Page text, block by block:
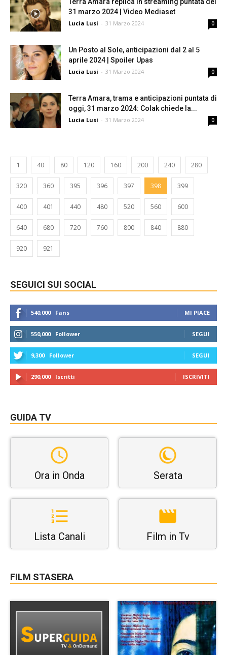
31 marzo 2024 | Video Mediaset
Lucia Lusi - 31 Marzo 2024 0
Un Posto al Sole, anticipazioni dal 2 al 5
aprile 2024 | Spoiler Upas
Lucia Lusi - 31 Marzo 2024 0
Terra Amara, trama e anticipazioni puntata di
oggi, 31 marzo 2024: Colak chiede la...
Lucia Lusi - 31 Marzo 2024 0
1 40 80 120 160 200 240 280
320 360 395 396 397 398 399
400 401 440 480 520 560 600
640 680 720 760 800 840 880
920 921
SEGUICI SUI SOCIAL
540,000 Fans MI PIACE
550,000 Follower SEGUI
9,300 Follower SEGUI
290,000 Iscritti ISCRIVITI
GUIDA TV
Ora in Onda Serata
Lista Canali Film in Tv
FILM STASERA